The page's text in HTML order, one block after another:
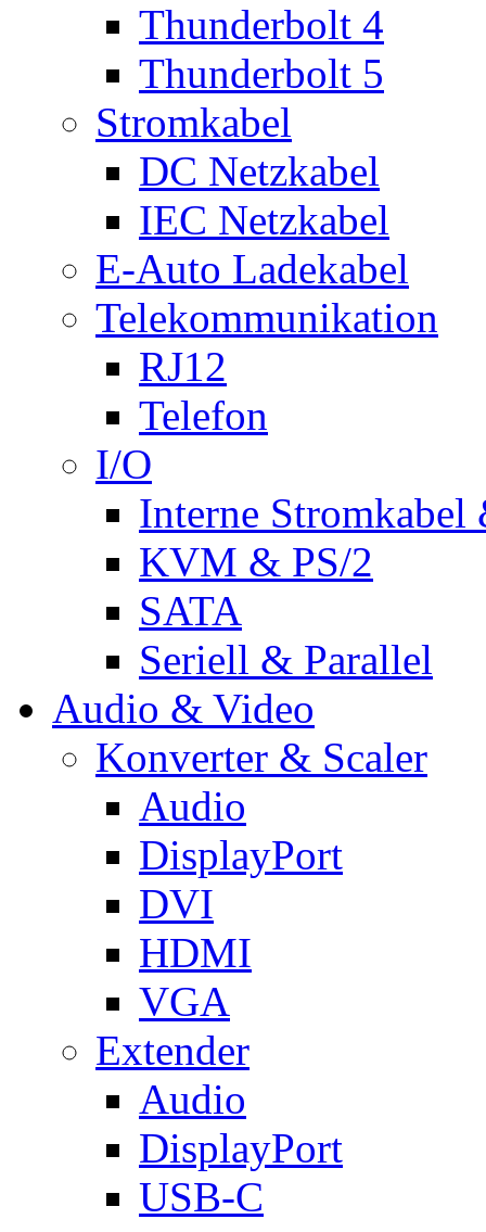
Thunderbolt 4
Thunderbolt 5
Stromkabel
DC Netzkabel
IEC Netzkabel
E-Auto Ladekabel
Telekommunikation
RJ12
Telefon
I/O
Interne Stromkabel
KVM & PS/2
SATA
Seriell & Parallel
Audio & Video
Konverter & Scaler
Audio
DisplayPort
DVI
HDMI
VGA
Extender
Audio
DisplayPort
USB-C